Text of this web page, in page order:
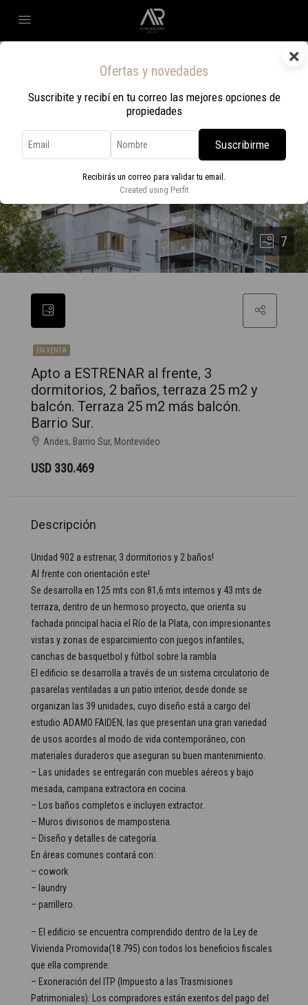
×
Ofertas y novedades
Suscribite y recibí en tu correo las mejores opciones de
propiedades
Suscribirme
Recibirás un correo para validar tu email.
Created using Perfit
7
EN VENTA
Apto a ESTRENAR al frente, 3
dormitorios, 2 baños, terraza 25 m2 y
balcón. Terraza 25 m2 más balcón.
Barrio Sur.
Andes, Barrio Sur, Montevideo
USD 330.469
Descripción
Unidad 902 a estrenar, 3 dormitorios y 2 baños!
Al frente con orientación este!
Se desarrolla en 125 mts con 81,6 mts internos y 43 mts de
terraza, dentro de un hermoso proyecto, que orienta su
fachada principal hacia el Río de la Plata, con impresionantes
vistas y zonas de esparcimiento con juegos infantiles,
canchas de basquetbol y fútbol sobre la rambla
El edificio se desarrolla a través de un sistema circulatorio de
pasarelas ventiladas a un patio interior, desde donde se
organizan las 39 unidades, cuyo diseño está a cargo del
estudio ADAMO FAIDEN, las que presentan una gran variedad
de usos acordes al modo de vida contemporáneo, con
materiales duraderos que aseguran su buen mantenimiento.
– Las unidades se entregarán con muebles aéreos y bajo
mesada, campana extractora en cocina.
– Los baños completos e incluyen extractor.
– Muros divisorios de mamposteria.
– Diseño y detalles de categoría.
En áreas comunes contará con:
– cowork
– laundry
– parrillero.
– El edificio se encuentra comprendido dentro de la Ley de
Vivienda Promovida(18.795) con todos los beneficios fiscales
que ella comprende:
– Exoneración del ITP (Impuesto a las Trasmisiones
Patrimoniales): Los compradores están exentos del pago del